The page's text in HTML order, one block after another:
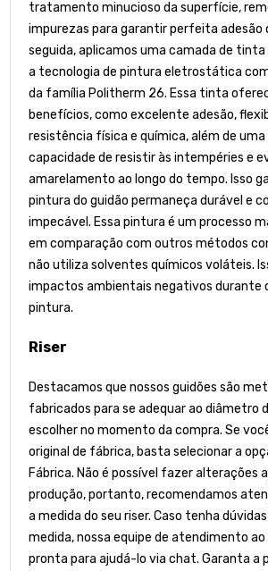
tratamento minucioso da superfície,
impurezas para garantir perfeita adesão
seguida, aplicamos uma camada de
a tecnologia de pintura eletrostática
da família Politherm 26. Essa tinta
benefícios, como excelente adesão,
resistência física e química, além de uma
capacidade de resistir às intempéries e
amarelamento ao longo do tempo. Isso
pintura do guidão permaneça durável e
impecável. Essa pintura é um processo
em comparação com outros métodos
não utiliza solventes químicos voláteis.
impactos ambientais negativos durante
pintura.
Riser
Destacamos que nossos guidões são
fabricados para se adequar ao diâmetro
escolher no momento da compra. Se
original de fábrica, basta selecionar a
Fábrica. Não é possível fazer alterações
produção, portanto, recomendamos
a medida do seu riser. Caso tenha
medida, nossa equipe de atendimento
pronta para ajudá-lo via chat. Garanta a